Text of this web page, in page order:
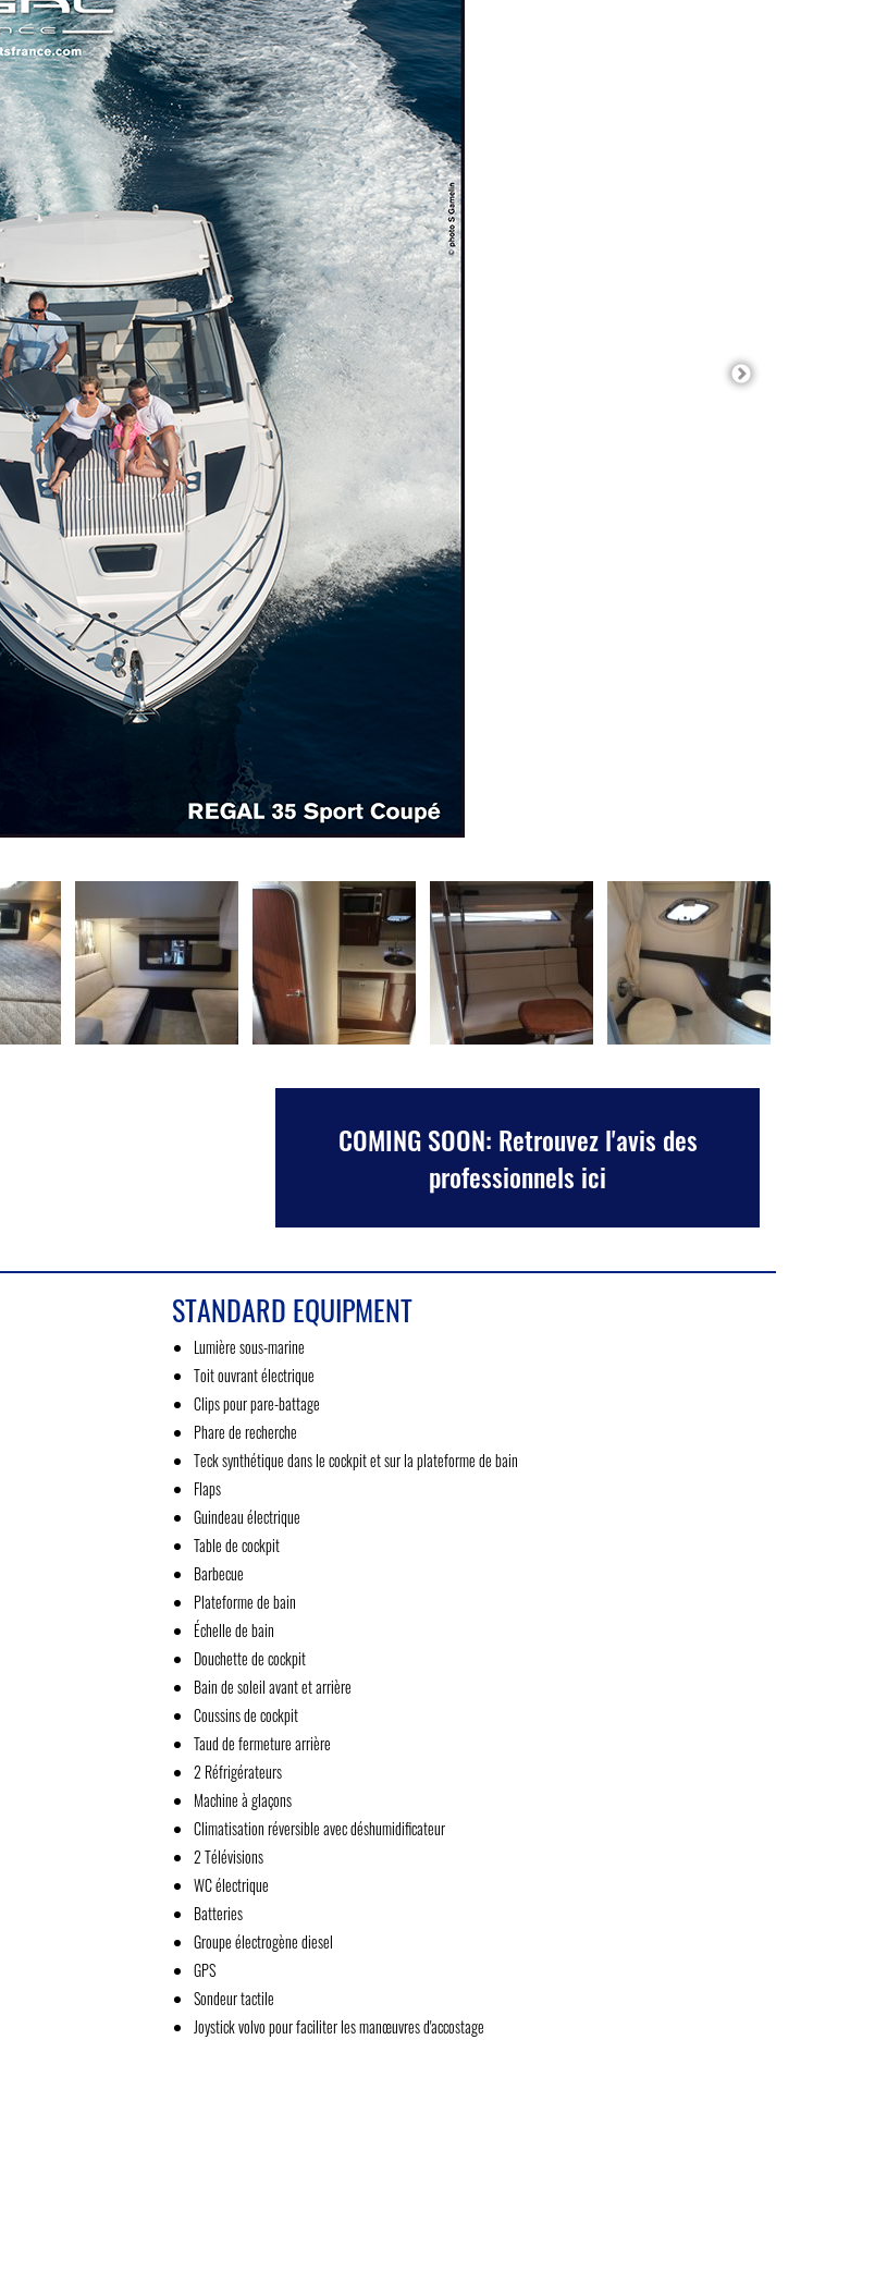
COMING SOON: Retrouvez l'avis des
professionnels ici
STANDARD EQUIPMENT
Lumière sous-marine
Toit ouvrant électrique
Clips pour pare-battage
Phare de recherche
Teck synthétique dans le cockpit et sur la plateforme de bain
Flaps
Guindeau électrique
Table de cockpit
Barbecue
Plateforme de bain
Échelle de bain
Douchette de cockpit
Bain de soleil avant et arrière
Coussins de cockpit
Taud de fermeture arrière
2 Réfrigérateurs
Machine à glaçons
Climatisation réversible avec déshumidificateur
2 Télévisions
WC électrique
Batteries
Groupe électrogène diesel
GPS
Sondeur tactile
Joystick volvo pour faciliter les manœuvres d'accostage